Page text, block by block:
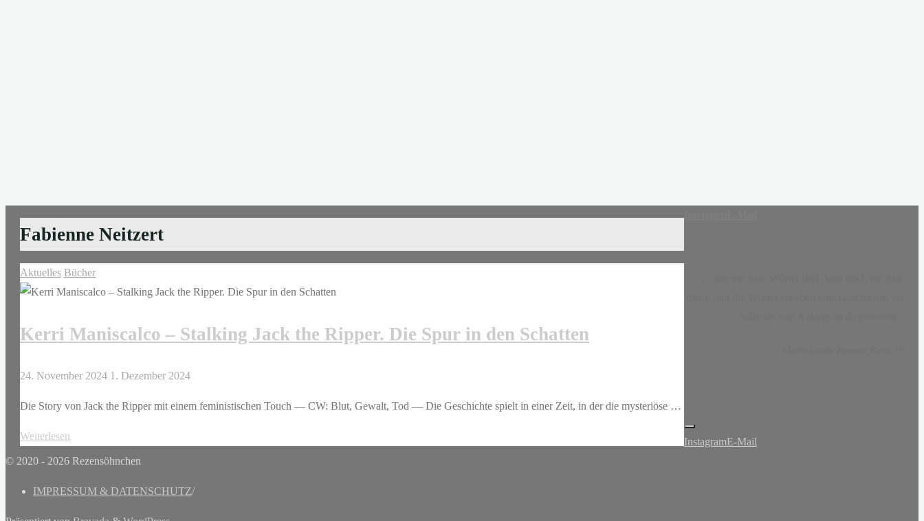
Fabienne Neitzert
Aktuelles Bücher
Kerri Maniscalco – Stalking Jack the Ripper. Die Spur in den Schatten
24. November 2024 1. Dezember 2024
Die Story von Jack the Ripper mit einem feministischen Touch — CW: Blut, Gewalt, Tod — Die Geschichte spielt in einer Zeit, in der die mysteriöse …
Weiterlesen
Maniscalco
Stalking
InstagramE-Mail
© 2020 - 2026 Rezensöhnchen
IMPRESSUM & DATENSCHUTZ/